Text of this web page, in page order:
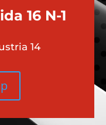
16 N-1
14